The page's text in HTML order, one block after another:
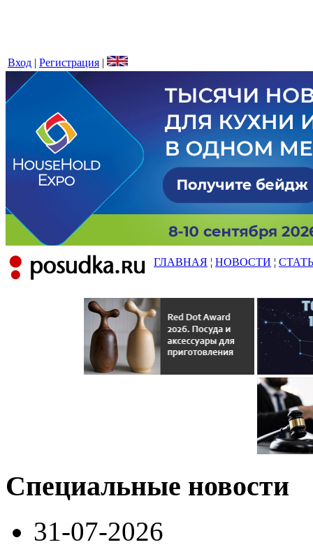
Вход | Регистрация |
ГЛАВНАЯ ¦ НОВОСТИ ¦
Специальные новости
31-07-2026